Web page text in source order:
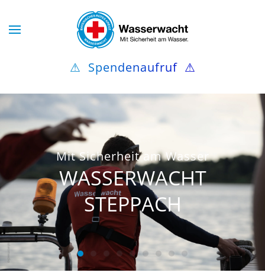
Skip to main content
⚠ Spendenaufruf ⚠
Mit Sicherheit am Wasser
WASSERWACHT
STEPPACH
WASSERWACHT STEPPACH
WASSERWACHT STEPPACH
WASSERWACHT STEPPACH
WASSERWACHT STEPPACH
WASSERWACHT STEPPACH
WASSERWACHT
WASSERWACHT
WASSERWACHT
WASSERWACHT